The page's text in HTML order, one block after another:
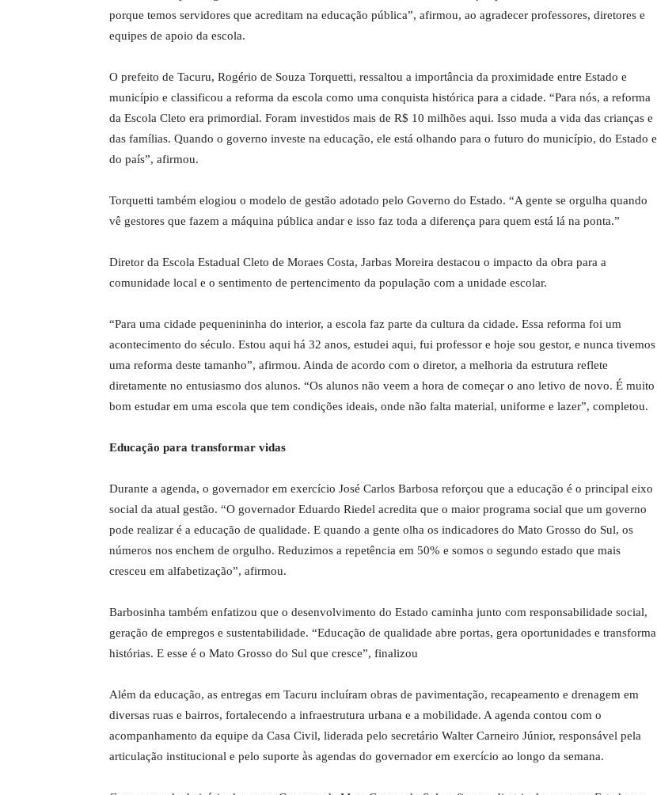
porque temos servidores que acreditam na educação pública”, afirmou, ao agradecer professores, diretores e
equipes de apoio da escola.
O prefeito de Tacuru, Rogério de Souza Torquetti, ressaltou a importância da proximidade entre Estado e
município e classificou a reforma da escola como uma conquista histórica para a cidade. “Para nós, a reforma
da Escola Cleto era primordial. Foram investidos mais de R$ 10 milhões aqui. Isso muda a vida das crianças e
das famílias. Quando o governo investe na educação, ele está olhando para o futuro do município, do Estado e
do país”, afirmou.
Torquetti também elogiou o modelo de gestão adotado pelo Governo do Estado. “A gente se orgulha quando
vê gestores que fazem a máquina pública andar e isso faz toda a diferença para quem está lá na ponta.”
Diretor da Escola Estadual Cleto de Moraes Costa, Jarbas Moreira destacou o impacto da obra para a
comunidade local e o sentimento de pertencimento da população com a unidade escolar.
“Para uma cidade pequenininha do interior, a escola faz parte da cultura da cidade. Essa reforma foi um
acontecimento do século. Estou aqui há 32 anos, estudei aqui, fui professor e hoje sou gestor, e nunca tivemos
uma reforma deste tamanho”, afirmou. Ainda de acordo com o diretor, a melhoria da estrutura reflete
diretamente no entusiasmo dos alunos. “Os alunos não veem a hora de começar o ano letivo de novo. É muito
bom estudar em uma escola que tem condições ideais, onde não falta material, uniforme e lazer”, completou.
Educação para transformar vidas
Durante a agenda, o governador em exercício José Carlos Barbosa reforçou que a educação é o principal eixo
social da atual gestão. “O governador Eduardo Riedel acredita que o maior programa social que um governo
pode realizar é a educação de qualidade. E quando a gente olha os indicadores do Mato Grosso do Sul, os
números nos enchem de orgulho. Reduzimos a repetência em 50% e somos o segundo estado que mais
cresceu em alfabetização”, afirmou.
Barbosinha também enfatizou que o desenvolvimento do Estado caminha junto com responsabilidade social,
geração de empregos e sustentabilidade. “Educação de qualidade abre portas, gera oportunidades e transforma
histórias. E esse é o Mato Grosso do Sul que cresce”, finalizou
Além da educação, as entregas em Tacuru incluíram obras de pavimentação, recapeamento e drenagem em
diversas ruas e bairros, fortalecendo a infraestrutura urbana e a mobilidade. A agenda contou com o
acompanhamento da equipe da Casa Civil, liderada pelo secretário Walter Carneiro Júnior, responsável pela
articulação institucional e pelo suporte às agendas do governador em exercício ao longo da semana.